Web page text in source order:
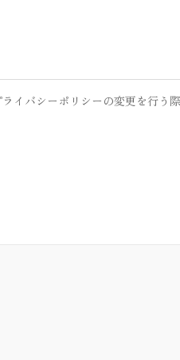
イバシーポリシーの変更を行う